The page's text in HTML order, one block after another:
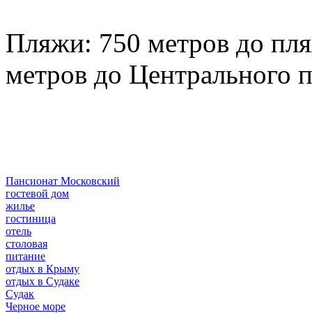
Пляжи: 750 метров до
метров до Центрального
Пансионат Московский
гостевой дом
жилье
гостиница
отель
столовая
питание
отдых в Крыму
отдых в Судаке
Судак
Черное море